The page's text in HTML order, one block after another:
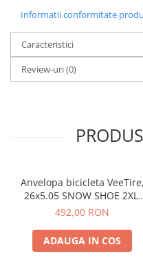
Informatii conformitate
Caracteristici
Review-uri(0)
Anvelopa bicicleta VeeTire,
26x5.05 SNOW SHOE 2XL,
VRB-386 SBK 72TPI, SC
BIKE - Made in Thailanda
492,00 RON
ADAUGA IN COS